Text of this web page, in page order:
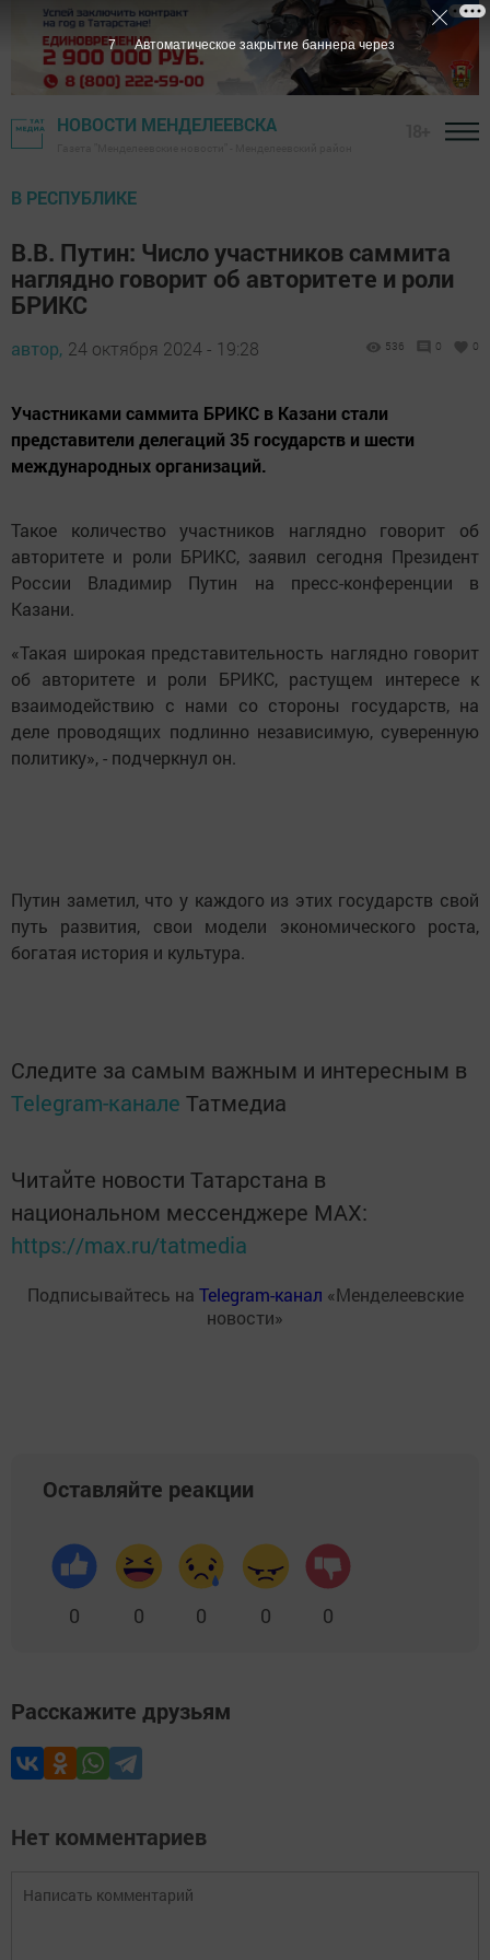
НОВОСТИ МЕНДЕЛЕЕВСКА
В РЕСПУБЛИКЕ
В.В. Путин: Число участников саммита
наглядно говорит об авторитете и роли
БРИКС
автор, 24 октября 2024 - 19:28 536 0 0
Участниками саммита БРИКС в Казани стали
представители делегаций 35 государств и шести
международных организаций.
Такое количество участников наглядно говорит об
авторитете и роли БРИКС, заявил сегодня Президент
России Владимир Путин на пресс-конференции в
Казани.
«Такая широкая представительность наглядно говорит
об авторитете и роли БРИКС, растущем интересе к
взаимодействию с нами со стороны государств, на
деле проводящих подлинно независимую, суверенную
политику», - подчеркнул он.
Путин заметил, что у каждого из этих государств свой
путь развития, свои модели экономического роста,
богатая история и культура.
Следите за самым важным и интересным в
Telegram-канале Татмедиа
Читайте новости Татарстана в
национальном мессенджере MАХ:
https://max.ru/tatmedia
Подписывайтесь на Telegram-канал «Менделеевские
новости»
Оставляйте реакции
0 0 0 0 0
Расскажите друзьям
Нет комментариев
6 Автоматическое закрытие баннера через